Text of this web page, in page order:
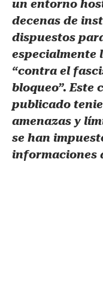
un entorno
decenas de
dispuestos
especialmente
“contra el
bloqueo”. Este
publicado
amenazas y
se han
informaciones